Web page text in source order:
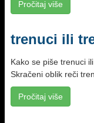
Pročitaj više
trenuci ili
Kako se piše trenuci
Skračeni oblik reči
Pročitaj više